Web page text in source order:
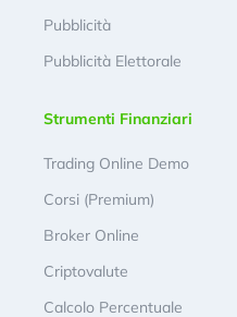
Pubblicità
Pubblicità Elettorale
Strumenti Finanziari
Trading Online Demo
Corsi (Premium)
Broker Online
Criptovalute
Calcolo Percentuale